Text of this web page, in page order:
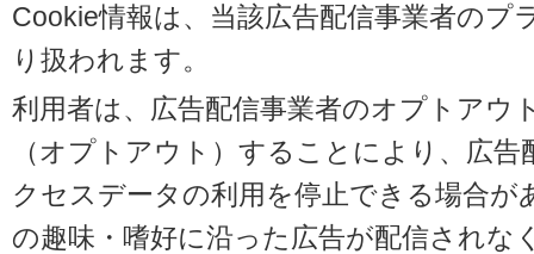
Cookie情報は、当該広告配信事業者のプ
り扱われます。
利用者は、広告配信事業者のオプトアウ
（オプトアウト）することにより、広
クセスデータの利用を停止できる場合が
の趣味・嗜好に沿った広告が配信されな